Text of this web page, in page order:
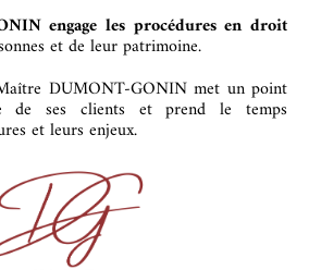
engage les procédures en droit
et de leur patrimoine.
DUMONT-GONIN met un point
de ses clients et prend le temps
et leurs enjeux.